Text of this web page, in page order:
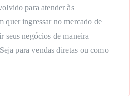
para atender às
quer ingressar no mercado de
seus negócios de maneira
para vendas diretas ou como